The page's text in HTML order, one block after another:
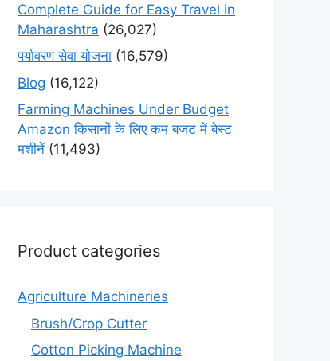
Complete Guide for Easy Travel in
Maharashtra (26,027)
पर्यावरण सेवा योजना (16,579)
Blog (16,122)
Farming Machines Under Budget
Amazon किसानों के लिए कम बजट में बेस्ट
मशीनें (11,493)
Product categories
Agriculture Machineries
Brush/Crop Cutter
Cotton Picking Machine